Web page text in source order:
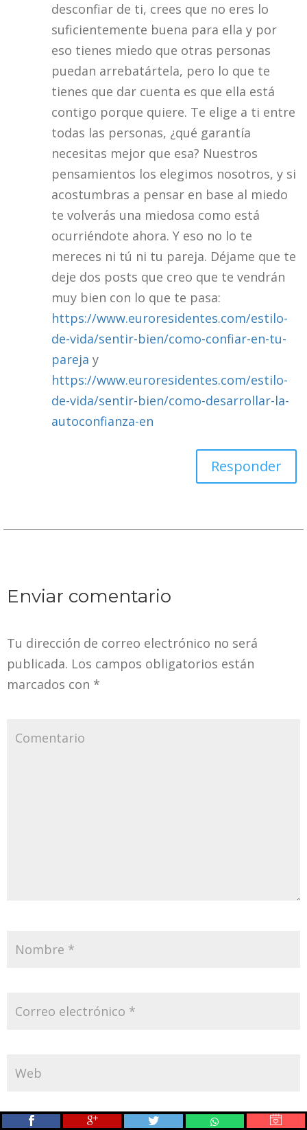
desconfiar de ti, crees que no eres lo
suficientemente buena para ella y por
eso tienes miedo que otras personas
puedan arrebatártela, pero lo que te
tienes que dar cuenta es que ella está
contigo porque quiere. Te elige a ti entre
todas las personas, ¿qué garantía
necesitas mejor que esa? Nuestros
pensamientos los elegimos nosotros, y si
acostumbras a pensar en base al miedo
te volverás una miedosa como está
ocurriéndote ahora. Y eso no lo te
mereces ni tú ni tu pareja. Déjame que te
deje dos posts que creo que te vendrán
muy bien con lo que te pasa:
https://www.euroresidentes.com/estilo-
de-vida/sentir-bien/como-confiar-en-tu-
pareja y
https://www.euroresidentes.com/estilo-
de-vida/sentir-bien/como-desarrollar-la-
autoconfianza-en
Responder
Enviar comentario
Tu dirección de correo electrónico no será
publicada. Los campos obligatorios están
marcados con *